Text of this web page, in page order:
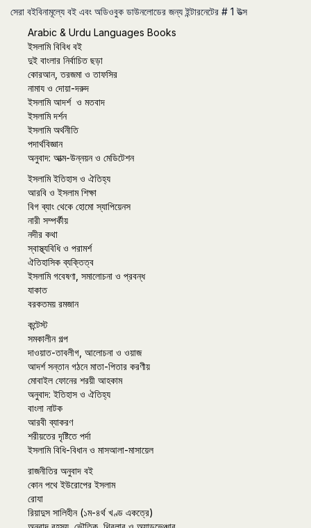
সেরা বইবিনামূল্যে বই এবং অডিওবুক ডাউনলোডের জন্য ইন্টারনেটের # 1 উত্স
Arabic & Urdu Languages Books
ইসলামি বিবিধ বই
দুই বাংলার নির্বাচিত ছড়া
কোরআন, তরজমা ও তাফসির
নামায ও দোয়া-দরুদ
ইসলামি আদর্শ ও মতবাদ
ইসলামি দর্শন
ইসলামি অর্থনীতি
পদার্থবিজ্ঞান
অনুবাদ: আত্ম-উন্নয়ন ও মেডিটেশন
ইসলামি ইতিহাস ও ঐতিহ্য
আরবি ও ইসলাম শিক্ষা
বিগ ব্যাং থেকে হোমো স্যাপিয়েনস
নারী সম্পর্কীয়
নদীর কথা
স্বাস্থ্যবিধি ও পরামর্শ
ঐতিহাসিক ব্যক্তিত্ব
ইসলামি গবেষণা, সমালোচনা ও প্রবন্ধ
যাকাত
বরকতময় রমজান
কন্টেস্ট
সমকালীন গল্প
দাওয়াত-তাবলীগ, আলোচনা ও ওয়াজ
আদর্শ সন্তান গঠনে মাতা-পিতার করণীয়
মোবাইল ফোনের শরয়ী আহকাম
অনুবাদ: ইতিহাস ও ঐতিহ্য
বাংলা নাটক
আরবী ব্যাকরণ
শরীয়তের দৃষ্টিতে পর্দা
ইসলামি বিধি-বিধান ও মাসআলা-মাসায়েল
রাজনীতির অনুবাদ বই
কোন পথে ইউরোপের ইসলাম
রোযা
রিয়াদুস সালিহীন (১ম-৪র্থ খণ্ড একত্রে)